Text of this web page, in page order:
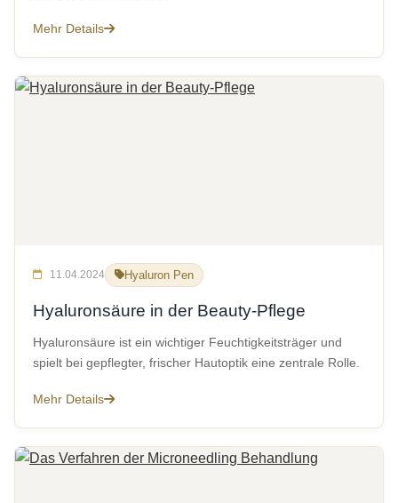
Mehr Details
11.04.2024 Hyaluron Pen
Hyaluronsäure in der Beauty-Pflege
Hyaluronsäure ist ein wichtiger Feuchtigkeitsträger und
spielt bei gepflegter, frischer Hautoptik eine zentrale Rolle.
Mehr Details